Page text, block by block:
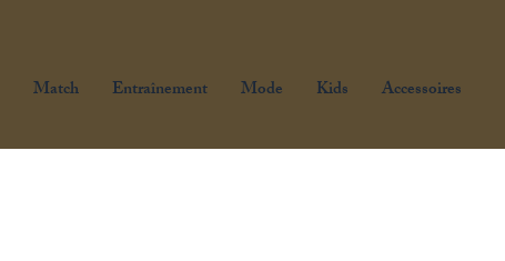
Match Entraînement Mode Kids Accessoires